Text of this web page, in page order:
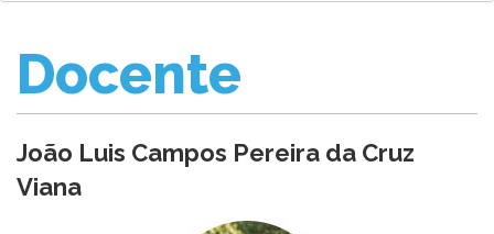
Docente
João Luis Campos Pereira da Cruz
Viana